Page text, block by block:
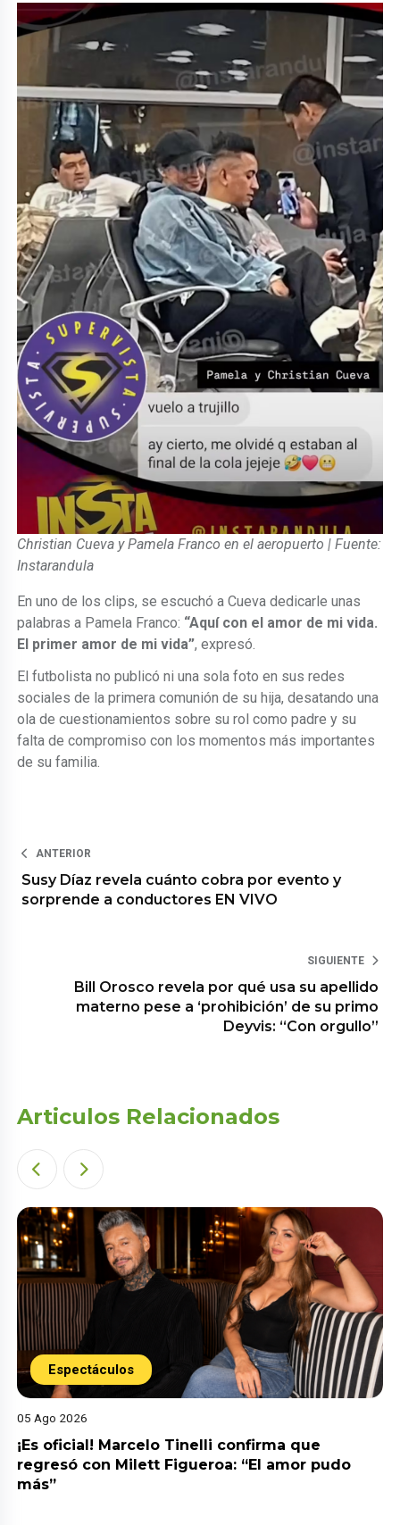
Christian Cueva y Pamela Franco en el aeropuerto | Fuente:
Instarandula
En uno de los clips, se escuchó a Cueva dedicarle unas
palabras a Pamela Franco: “Aquí con el amor de mi vida.
El primer amor de mi vida”, expresó.
El futbolista no publicó ni una sola foto en sus redes
sociales de la primera comunión de su hija, desatando una
ola de cuestionamientos sobre su rol como padre y su
falta de compromiso con los momentos más importantes
de su familia.
ANTERIOR
Susy Díaz revela cuánto cobra por evento y
sorprende a conductores EN VIVO
SIGUIENTE
Bill Orosco revela por qué usa su apellido
materno pese a ‘prohibición’ de su primo
Deyvis: “Con orgullo”
Articulos Relacionados
Espectáculos
05 Ago 2026
¡Es oficial! Marcelo Tinelli confirma que
regresó con Milett Figueroa: “El amor pudo
más”